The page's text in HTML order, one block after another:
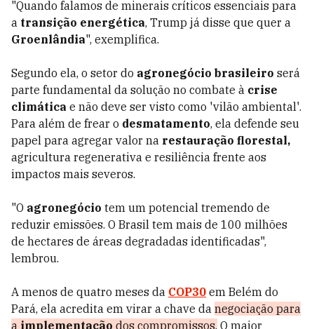
"Quando falamos de minerais críticos essenciais para
a transição energética, Trump já disse que quer a
Groenlândia", exemplifica.
Segundo ela, o setor do agronegócio brasileiro será
parte fundamental da solução no combate à crise
climática e não deve ser visto como 'vilão ambiental'.
Para além de frear o desmatamento, ela defende seu
papel para agregar valor na restauração florestal,
agricultura regenerativa e resiliência frente aos
impactos mais severos.
"O agronegócio tem um potencial tremendo de
reduzir emissões. O Brasil tem mais de 100 milhões
de hectares de áreas degradadas identificadas",
lembrou.
A menos de quatro meses da COP30 em Belém do
Pará, ela acredita em virar a chave da negociação para
a implementação dos compromissos. O maior